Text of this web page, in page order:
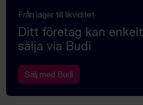
Från lager till likviditet
Ditt företag kan enkelt
sälja via Budi
Sälj med Budi